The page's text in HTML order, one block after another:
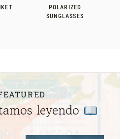
POLARIZED
SUNGLASSES
leyendo